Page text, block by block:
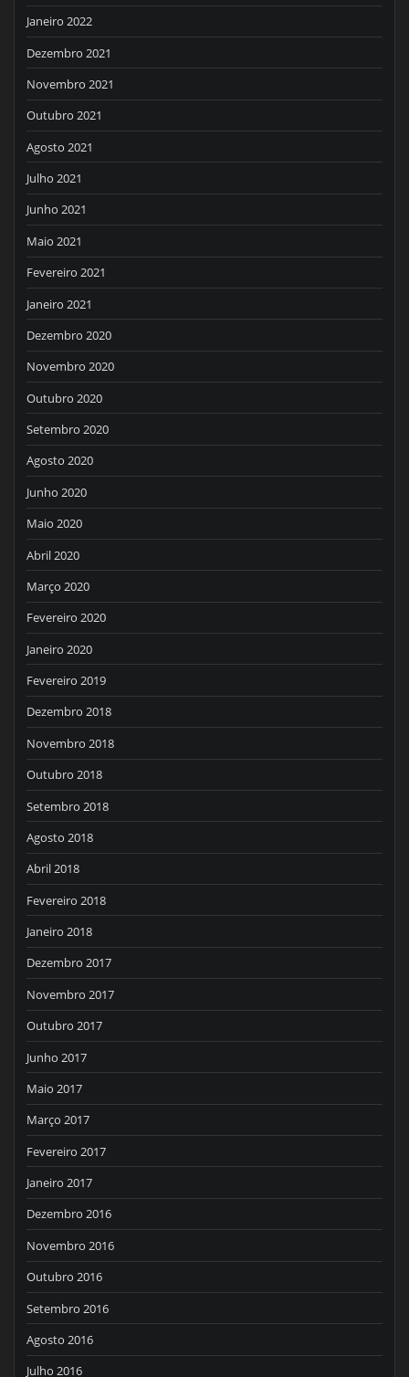
Janeiro 2022
Dezembro 2021
Novembro 2021
Outubro 2021
Agosto 2021
Julho 2021
Junho 2021
Maio 2021
Fevereiro 2021
Janeiro 2021
Dezembro 2020
Novembro 2020
Outubro 2020
Setembro 2020
Agosto 2020
Junho 2020
Maio 2020
Abril 2020
Março 2020
Fevereiro 2020
Janeiro 2020
Fevereiro 2019
Dezembro 2018
Novembro 2018
Outubro 2018
Setembro 2018
Agosto 2018
Abril 2018
Fevereiro 2018
Janeiro 2018
Dezembro 2017
Novembro 2017
Outubro 2017
Junho 2017
Maio 2017
Março 2017
Fevereiro 2017
Janeiro 2017
Dezembro 2016
Novembro 2016
Outubro 2016
Setembro 2016
Agosto 2016
Julho 2016